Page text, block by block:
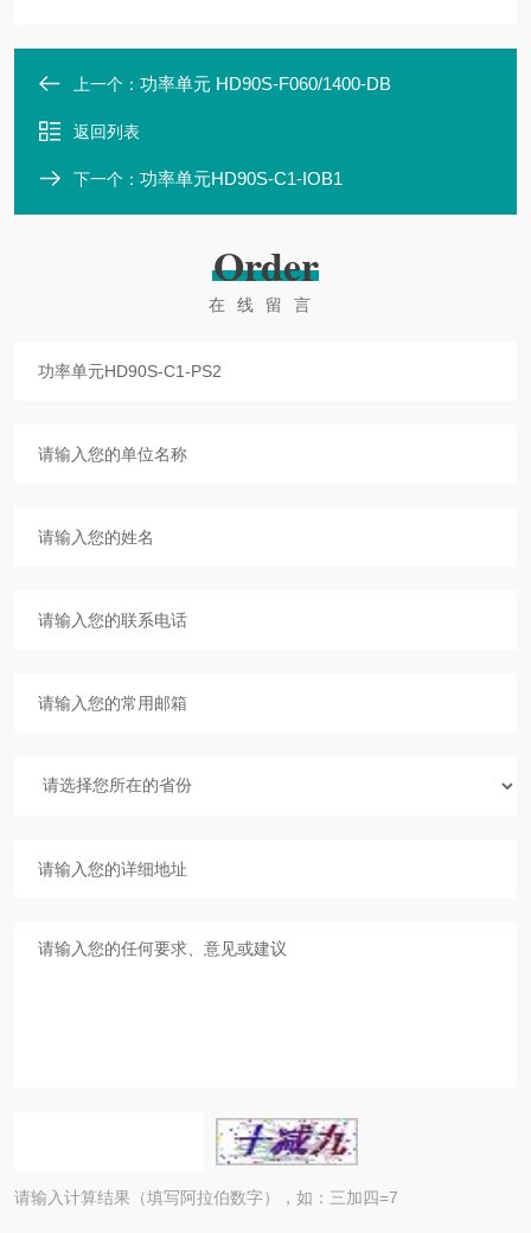
上一个： 功率单元 HD90S-F060/1400-DB
返回列表
下一个： 功率单元HD90S-C1-IOB1
Order
在线留言
请输入计算结果（填写阿拉伯数字），如：三加四=7